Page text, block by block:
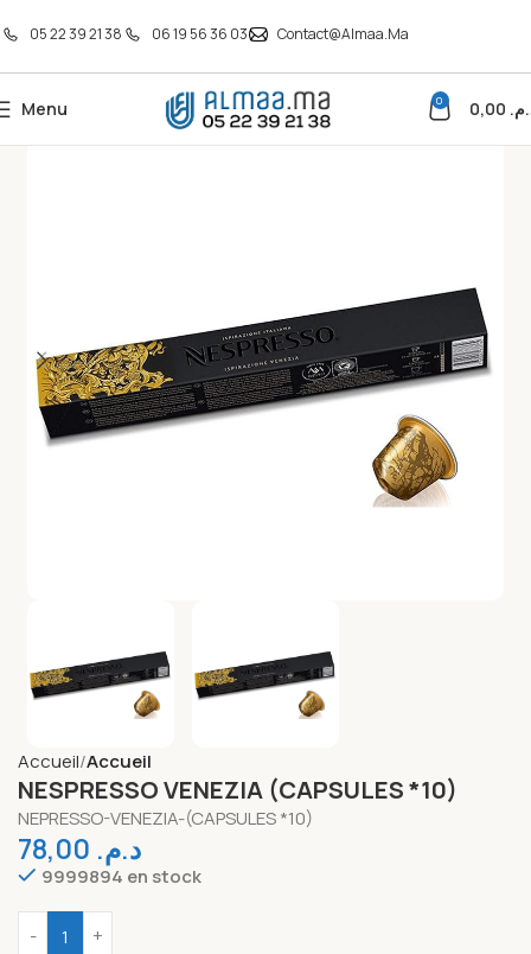
05 22 39 21 38 06 19 56 36 03 Contact@almaa.ma
Menu 0
Accueil Accueil
NESPRESSO VENEZIA (CAPSULES *10)
NEPRESSO-VENEZIA-(CAPSULES *10)
د.م.
9999894 en stock